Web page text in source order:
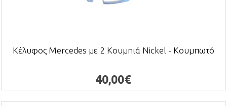
Κέλυφος Mercedes με 2 Κουμπιά Nickel - Κουμπωτό
40,00€